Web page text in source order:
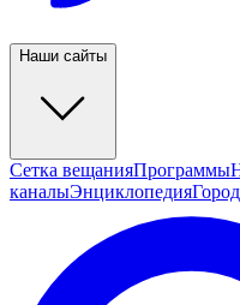
Наши сайты
Сетка вещанияПрограммы
каналыЭнциклопедия